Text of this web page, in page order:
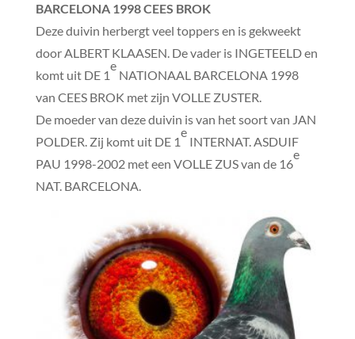
BARCELONA 1998 CEES BROK
Deze duivin herbergt veel toppers en is gekweekt
door ALBERT KLAASEN. De vader is INGETEELD en
komt uit DE 1
e
NATIONAAL BARCELONA 1998
van CEES BROK met zijn VOLLE ZUSTER.
De moeder van deze duivin is van het soort van JAN
POLDER. Zij komt uit DE 1
e
INTERNAT. ASDUIF
PAU 1998-2002 met een VOLLE ZUS van de 16
e
NAT. BARCELONA.